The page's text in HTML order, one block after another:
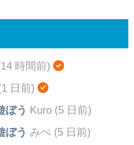
時間前)
日前)
ぼう Kuro (5 日前)
ぼう みぺ (5 日前)